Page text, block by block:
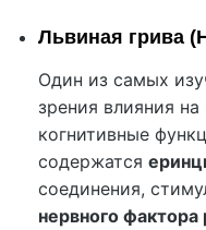
Львиная грива
Один из самых
зрения влияния
когнитивные
содержатся
соединения,
нервного фактора